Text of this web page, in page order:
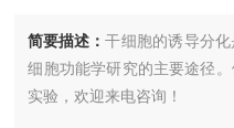
简要描述：干细胞的诱导分
细胞功能学研究的主要途径
实验，欢迎来电咨询！